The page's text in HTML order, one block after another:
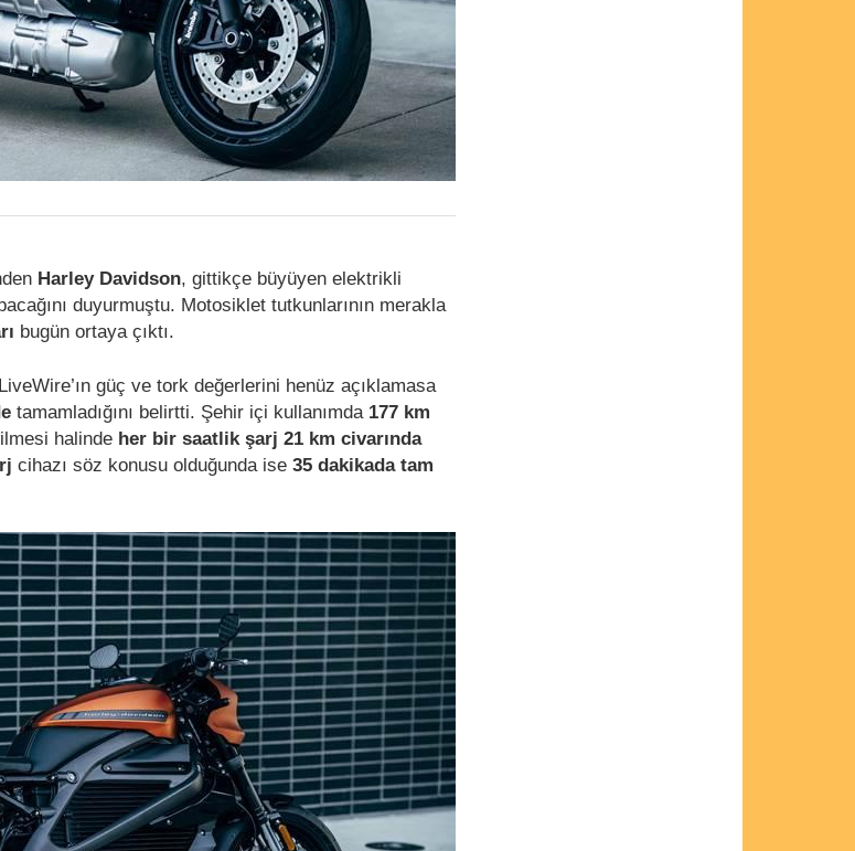
Harley Davidson, gittikçe büyüyen elektrikli
duyurmuştu. Motosiklet tutkunlarının merakla
bugün ortaya çıktı.
güç ve tork değerlerini henüz açıklamasa
tamamladığını belirtti. Şehir içi kullanımda177 km
halinde her bir saatlik şarj 21 km civarında
cihazı söz konusu olduğunda ise 35 dakikada tam